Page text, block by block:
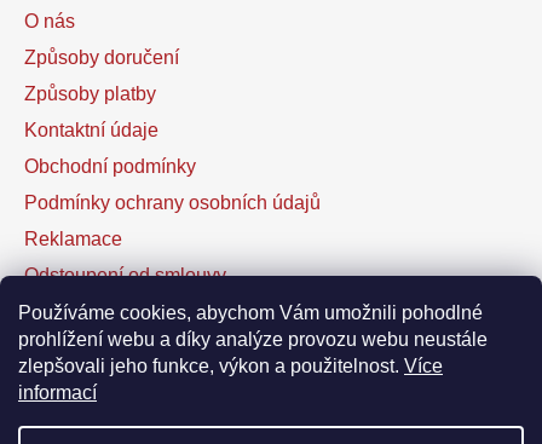
Používáme cookies, abychom Vám umožnili pohodlné
prohlížení webu a díky analýze provozu webu neustále
zlepšovali jeho funkce, výkon a použitelnost. Více
informací
O nás
Způsoby doručení
Způsoby platby
Kontaktní údaje
Obchodní podmínky
Podmínky ochrany osobních údajů
Reklamace
Odstoupení od smlouvy
Kontaktní formulář
Facebook